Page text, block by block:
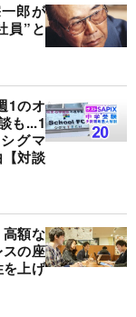
郎が
員”と
1のオ
も...1
グマ
対談
額な
の座
上げ